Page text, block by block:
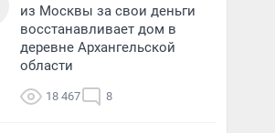
из Москвы за свои деньги
восстанавливает дом в
деревне Архангельской
области
18 467 8